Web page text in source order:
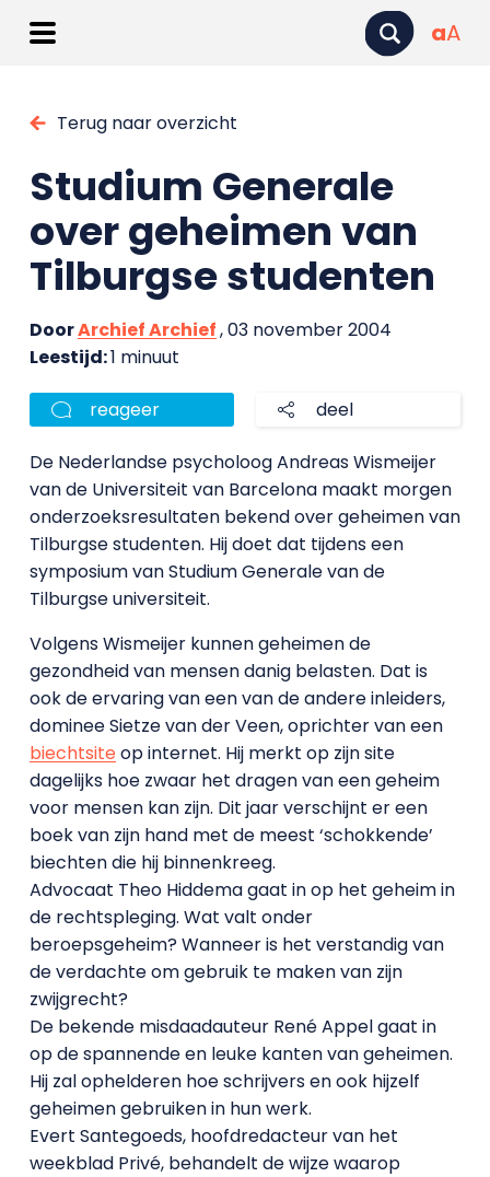
aA
Terug naar overzicht
Studium Generale
over geheimen van
Tilburgse studenten
DoorArchief Archief, 03 november 2004
Leestijd:1 minuut
reageer deel
De Nederlandse psycholoog Andreas Wismeijer
van de Universiteit van Barcelona maakt morgen
onderzoeksresultaten bekend over geheimen van
Tilburgse studenten. Hij doet dat tijdens een
symposium van Studium Generale van de
Tilburgse universiteit.
Volgens Wismeijer kunnen geheimen de
gezondheid van mensen danig belasten. Dat is
ook de ervaring van een van de andere inleiders,
dominee Sietze van der Veen, oprichter van een
biechtsiteop internet. Hij merkt op zijn site
dagelijks hoe zwaar het dragen van een geheim
voor mensen kan zijn. Dit jaar verschijnt er een
boek van zijn hand met de meest ‘schokkende’
biechten die hij binnenkreeg.
Advocaat Theo Hiddema gaat in op het geheim in
de rechtspleging. Wat valt onder
beroepsgeheim? Wanneer is het verstandig van
de verdachte om gebruik te maken van zijn
zwijgrecht?
De bekende misdaadauteur René Appel gaat in
op de spannende en leuke kanten van geheimen.
Hij zal ophelderen hoe schrijvers en ook hijzelf
geheimen gebruiken in hun werk.
Evert Santegoeds, hoofdredacteur van het
weekblad Privé, behandelt de wijze waarop